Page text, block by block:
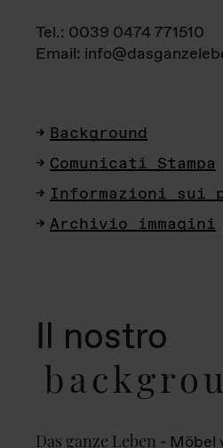
Tel.: 0039 0474 771510
Email:
Background
Comunicati Stampa
Informazioni sui
Archivio immagini
Il nostro
Das ganze Leben - Möbel